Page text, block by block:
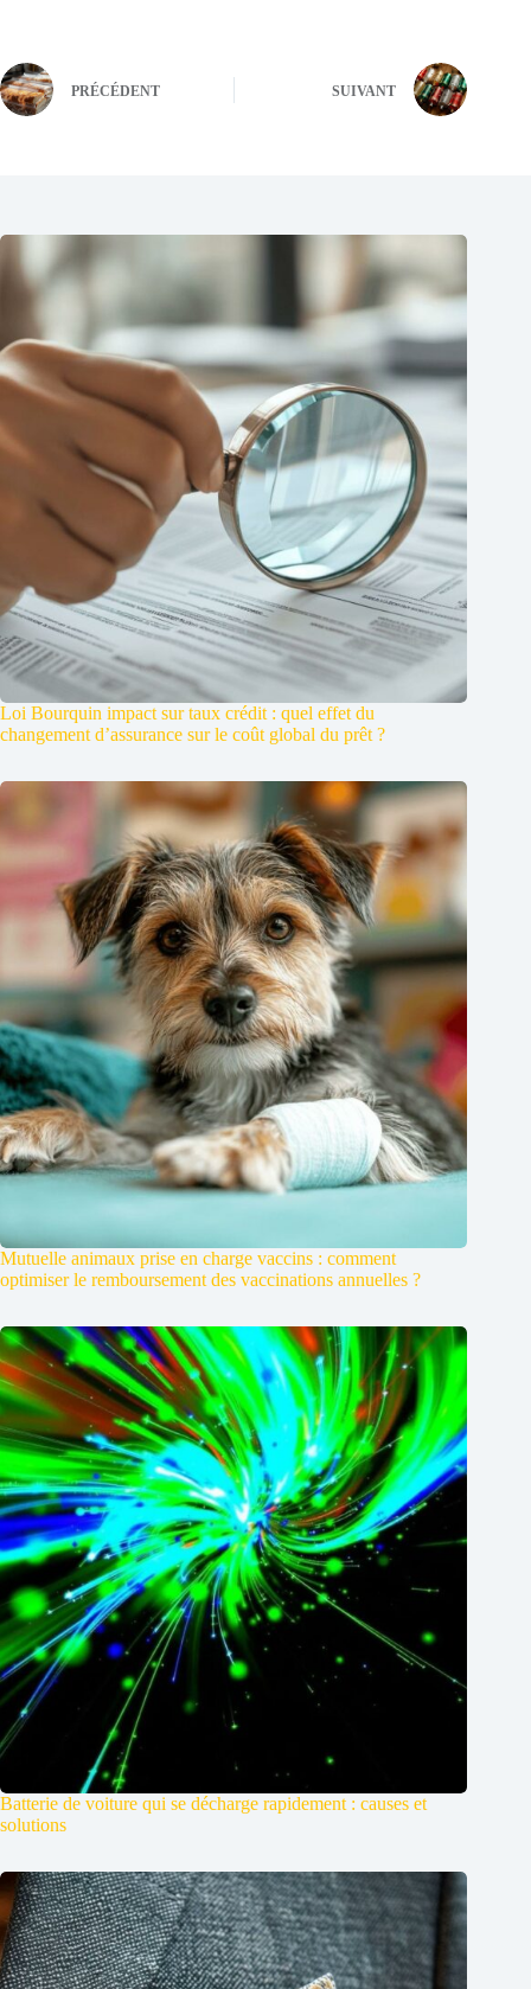
PRÉCÉDENT SUIVANT
Loi Bourquin impact sur taux crédit : quel effet du
changement d’assurance sur le coût global du prêt ?
Mutuelle animaux prise en charge vaccins : comment
optimiser le remboursement des vaccinations annuelles ?
Batterie de voiture qui se décharge rapidement : causes et
solutions